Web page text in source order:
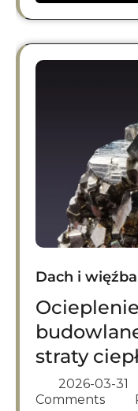
Dach i więźba
straty
2026-03-31
Comments